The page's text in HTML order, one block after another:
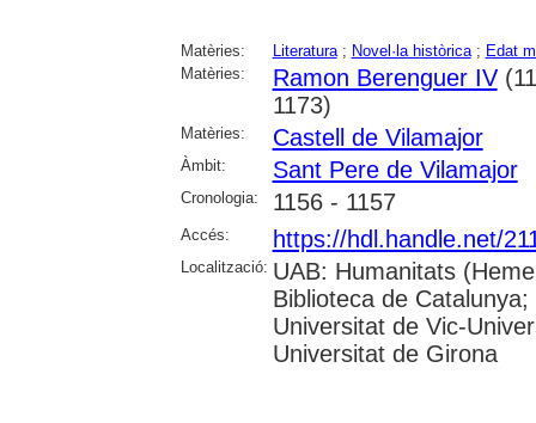
Matèries: Literatura; Novel·la històrica; Edat
Matèries:
Ramon Berenguer IV
1173)
Matèries: Castell de Vilamajor
Àmbit: Sant Pere de Vilamajor
Cronologia: 1156 - 1157
Accés: https://hdl.handle.net/
Localització: UAB: Humanitats
Biblioteca de
Universitat de Vic-
Universitat de Girona